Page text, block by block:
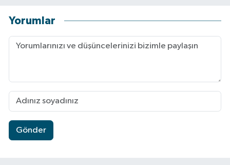
Yorumlar
Gönder